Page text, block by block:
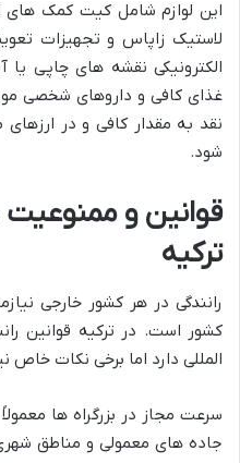
این لوازم شامل کیت کمک های
لاستیک زاپاس و تجهیزات
الکترونیکی نقشه های چاپی
غذای کافی و داروهای شخصی
نقد به مقدار کافی و در
شود.
قوانین و ممنوعیت
ترکیه
رانندگی در هر کشور خارجی
کشور است. در ترکیه قوانین
المللی دارد اما برخی نکات خاص
جاده های معمولی و مناطق